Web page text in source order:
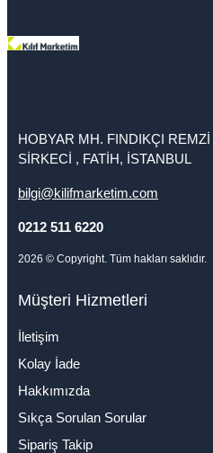
HOBYAR MH. FINDIKÇI
SİRKECİ , FATİH, İSTANBUL
bilgi@kilifmarketim.com
0212 511 6220
2026 © Copyright. Tüm hakları saklıdır.
Müşteri Hizmetleri
İletişim
Kolay İade
Hakkımızda
Sıkça Sorulan Sorular
Sipariş Takip